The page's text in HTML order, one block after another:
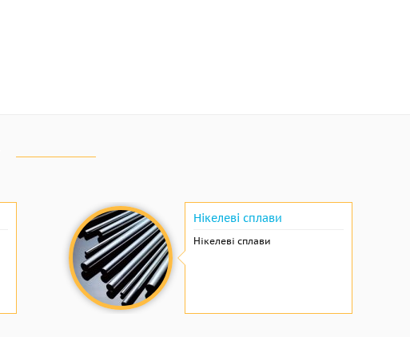
Нікелеві сплави
Нікелеві сплави